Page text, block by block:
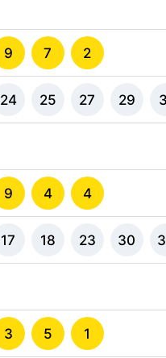
9 7 2
24 25 27 29
9 4 4
17 18 23 30
3 5 1